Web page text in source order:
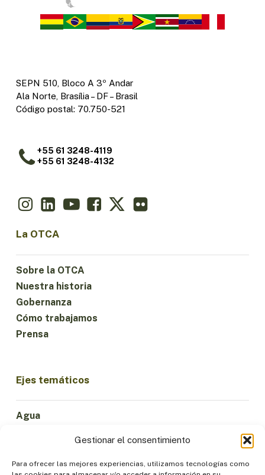
Gestionar el consentimiento
Para ofrecer las mejores experiencias, utilizamos tecnologías como
SEPN 510, Bloco A 3º Andar
Ala Norte, Brasília – DF – Brasil
Código postal: 70.750-521
+55 61 3248-4119
+55 61 3248-4132
La OTCA
Sobre la OTCA
Nuestra historia
Gobernanza
Cómo trabajamos
Prensa
Ejes temáticos
Agua
Economía Sostenible